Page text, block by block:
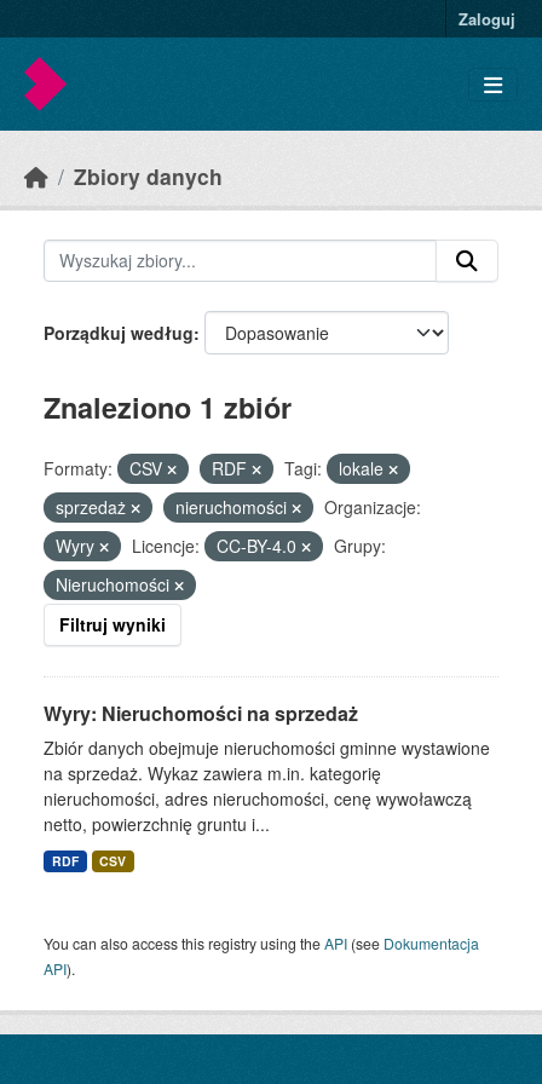
Zaloguj
Zbiory danych
Porządkuj według
Znaleziono 1 zbiór
Formaty: CSV RDF Tagi:
lokale
sprzedaż
nieruchomości
Organizacje:
Wyry
Licencje: CC-BY-4.0
Grupy:
Nieruchomości
Filtruj wyniki
Wyry: Nieruchomości na sprzedaż
Zbiór danych obejmuje nieruchomości gminne wystawione
na sprzedaż. Wykaz zawiera m.in. kategorię
nieruchomości, adres nieruchomości, cenę wywoławczą
netto, powierzchnię gruntu i...
RDF CSV
You can also access this registry using theAPI (see Dokumentacja
API).